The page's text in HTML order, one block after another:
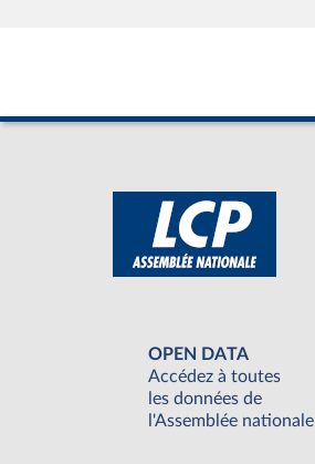
OPEN DATA
Accédez à toutes
les données de
l'Assemblée nationale